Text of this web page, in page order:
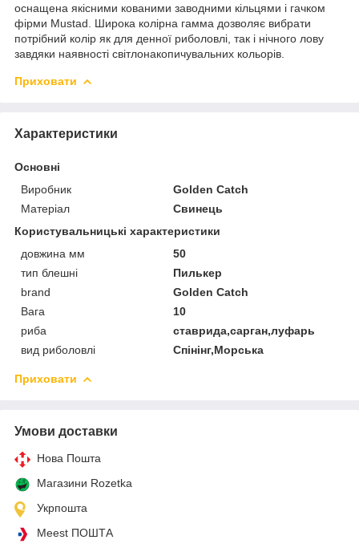
оснащена якісними кованими заводними кільцями і гачком
фірми Mustad. Широка колірна гамма дозволяє вибрати
потрібний колір як для денної риболовлі, так і нічного лову
завдяки наявності світлонакопичувальних кольорів.
Приховати
Характеристики
Основні
Виробник
Golden Catch
Матеріал
Свинець
Користувальницькі характеристики
довжина мм
50
тип блешні
Пилькер
brand
Golden Catch
Вага
10
риба
ставрида,сарган,луфарь
вид риболовлі
Спінінг,Морська
Приховати
Умови доставки
Нова Пошта
Магазини Rozetka
Укрпошта
Meest ПОШТА